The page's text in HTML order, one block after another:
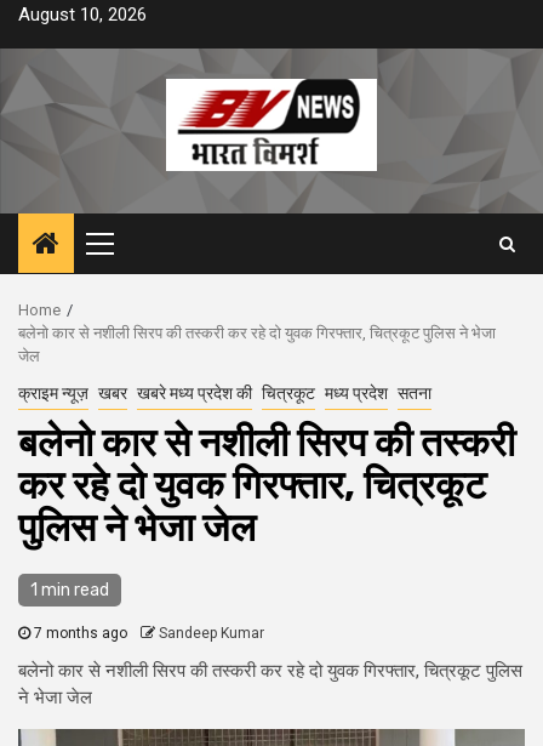
Skip
content
August 10, 2026
Primary
Menu
Home
बलेनो कार से नशीली सिरप की तस्करी कर रहे दो युवक गिरफ्तार, चित्रकूट पुलिस ने भेजा
जेल
क्राइम न्यूज़ खबर खबरे मध्य प्रदेश की चित्रकूट मध्य प्रदेश सतना
बलेनो कार से नशीली सिरप की तस्करी
कर रहे दो युवक गिरफ्तार, चित्रकूट
पुलिस ने भेजा जेल
1 min read
7 months ago Sandeep Kumar
बलेनो कार से नशीली सिरप की तस्करी कर रहे दो युवक गिरफ्तार, चित्रकूट पुलिस
ने भेजा जेल